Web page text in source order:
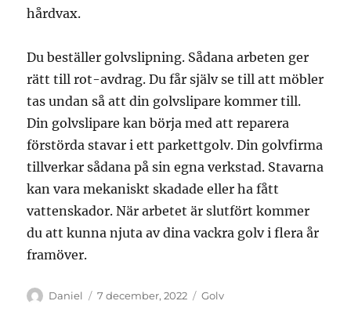
hårdvax.
Du beställer golvslipning. Sådana arbeten ger
rätt till rot-avdrag. Du får själv se till att möbler
tas undan så att din golvslipare kommer till.
Din golvslipare kan börja med att reparera
förstörda stavar i ett parkettgolv. Din golvfirma
tillverkar sådana på sin egna verkstad. Stavarna
kan vara mekaniskt skadade eller ha fått
vattenskador. När arbetet är slutfört kommer
du att kunna njuta av dina vackra golv i flera år
framöver.
Författare
Daniel
Publicerat
7 december, 2022 Kategorier
Golv